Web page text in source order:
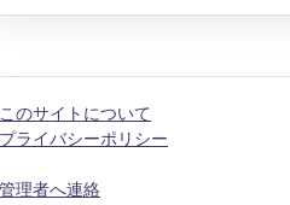
このサイトについて
プライバシーポリシー
管理者へ連絡